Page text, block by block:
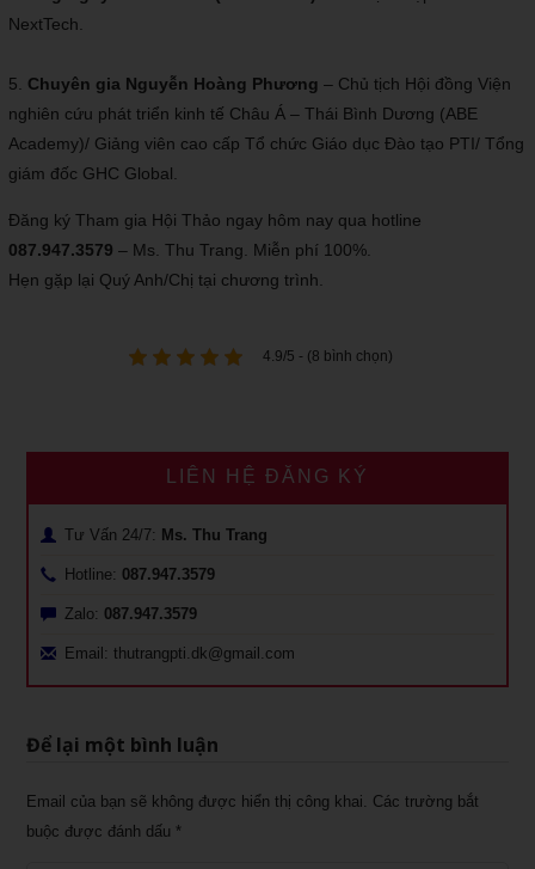
NextTech.
5. Chuyên gia Nguyễn Hoàng Phương – Chủ tịch Hội đồng Viện
nghiên cứu phát triển kinh tế Châu Á – Thái Bình Dương (ABE
Academy)/ Giảng viên cao cấp Tổ chức Giáo dục Đào tạo PTI/ Tổng
giám đốc GHC Global.
Đăng ký Tham gia Hội Thảo ngay hôm nay qua hotline
087.947.3579 – Ms. Thu Trang. Miễn phí 100%.
Hẹn gặp lại Quý Anh/Chị tại chương trình.
4.9/5 - (8 bình chọn)
LIÊN HỆ ĐĂNG KÝ
Tư Vấn 24/7: Ms. Thu Trang
Hotline: 087.947.3579
Zalo: 087.947.3579
Email: thutrangpti.dk@gmail.com
Để lại một bình luận
Email của bạn sẽ không được hiển thị công khai. Các trường bắt
buộc được đánh dấu *